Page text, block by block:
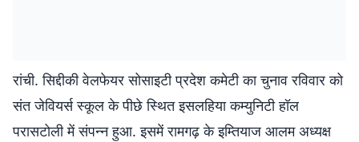
रांची. सिद्दीकी वेलफेयर सोसाइटी प्रदेश कमेटी का चुनाव रविवार को
संत जेवियर्स स्कूल के पीछे स्थित इसलहिया कम्युनिटी हॉल
परासटोली में संपन्न हुआ. इसमें रामगढ़ के इम्तियाज आलम अध्यक्ष